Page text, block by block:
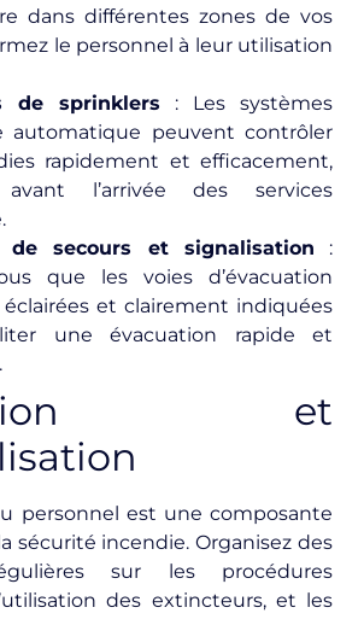
dans différentes zones de vos
le personnel à leur utilisation
de sprinklers : Les systèmes
automatique peuvent contrôler
rapidement et efficacement,
l’arrivée des services
de secours et signalisation :
que les voies d’évacuation
et clairement indiquées
une évacuation rapide et
et
personnel est une composante
sécurité incendie. Organisez des
sur les procédures
des extincteurs, et les